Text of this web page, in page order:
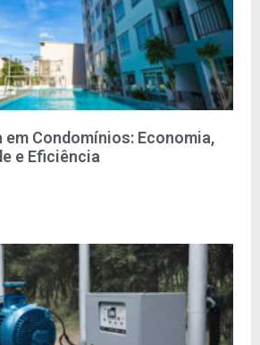
Condomínios: Economia,
e Eficiência